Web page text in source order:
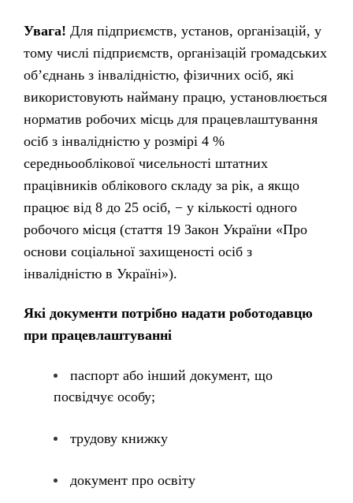
Увага! Для підприємств, установ, організацій, у
тому числі підприємств, організацій громадських
об’єднань з інвалідністю, фізичних осіб, які
використовують найману працю, установлюється
норматив робочих місць для працевлаштування
осіб з інвалідністю у розмірі 4 %
середньооблікової чисельності штатних
працівників облікового складу за рік, а якщо
працює від 8 до 25 осіб, − у кількості одного
робочого місця (стаття 19 Закон України «Про
основи соціальної захищеності осіб з
інвалідністю в Україні»).
Які документи потрібно надати роботодавцю
при працевлаштуванні
паспорт або інший документ, що
посвідчує особу;
трудову книжку
документ про освіту